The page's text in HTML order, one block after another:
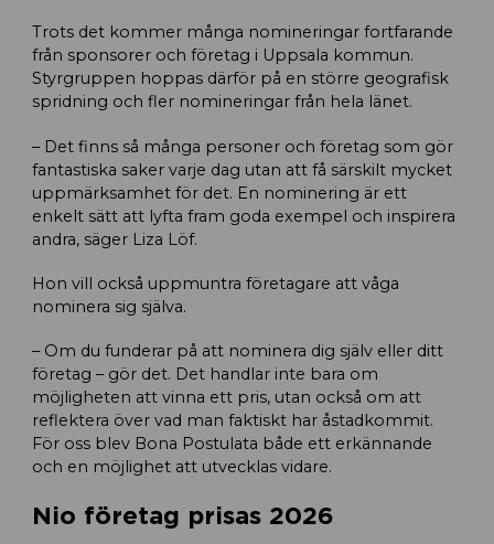
Trots det kommer många nomineringar fortfarande
från sponsorer och företag i Uppsala kommun.
Styrgruppen hoppas därför på en större geografisk
spridning och fler nomineringar från hela länet.
– Det finns så många personer och företag som gör
fantastiska saker varje dag utan att få särskilt mycket
uppmärksamhet för det. En nominering är ett
enkelt sätt att lyfta fram goda exempel och inspirera
andra, säger Liza Löf.
Hon vill också uppmuntra företagare att våga
nominera sig själva.
– Om du funderar på att nominera dig själv eller ditt
företag – gör det. Det handlar inte bara om
möjligheten att vinna ett pris, utan också om att
reflektera över vad man faktiskt har åstadkommit.
För oss blev Bona Postulata både ett erkännande
och en möjlighet att utvecklas vidare.
Nio företag prisas 2026